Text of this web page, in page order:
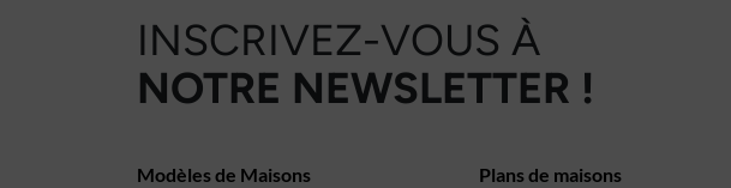
INSCRIVEZ-VOUS À
NOTRE NEWSLETTER !
Modèles de Maisons Plans de maisons